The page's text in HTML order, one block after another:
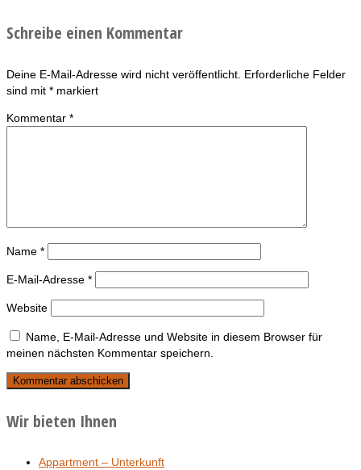
Schreibe einen Kommentar
Deine E-Mail-Adresse wird nicht veröffentlicht. Erforderliche Felder
sind mit * markiert
Kommentar *
Name *
E-Mail-Adresse *
Website
Name, E-Mail-Adresse und Website in diesem Browser für
meinen nächsten Kommentar speichern.
Wir bieten Ihnen
Appartment – Unterkunft